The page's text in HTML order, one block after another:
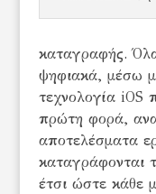
καταγραφής.
ψηφιακά, μέσω
τεχνολογία iOS
πρώτη φορά,
αποτελέσματα
καταγράφονται
έτσι ώστε κάθε